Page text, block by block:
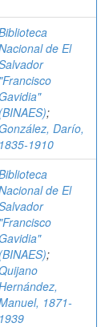
de El
"Francisco
Gavidia"
(BINAES);
González, Darío,
1835-1910
de El
"Francisco
Gavidia"
(BINAES);
1871-
1939